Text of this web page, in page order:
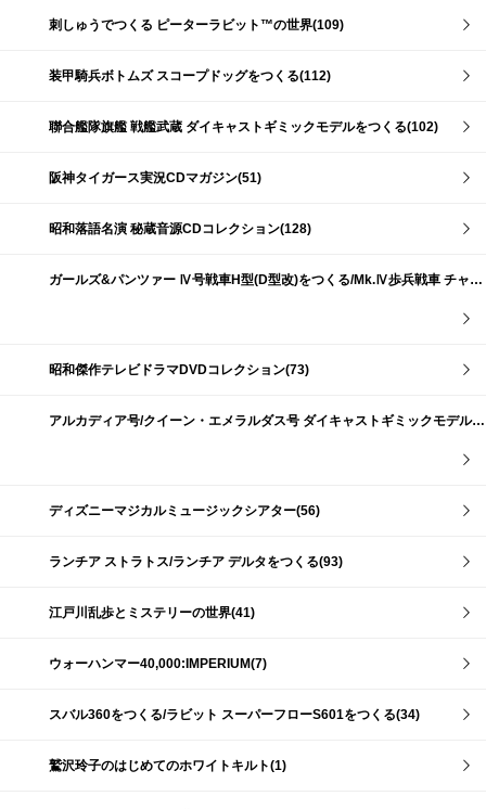
刺しゅうでつくる ピーターラビット™の世界(109)
装甲騎兵ボトムズ スコープドッグをつくる(112)
聯合艦隊旗艦 戦艦武蔵 ダイキャストギミックモデルをつくる(102)
阪神タイガース実況CDマガジン(51)
昭和落語名演 秘蔵音源CDコレクション(128)
ガールズ&パンツァー Ⅳ号戦車H型(D型改)をつくる/Mk.Ⅳ歩兵戦車 チャーチルMk.Ⅶをつくる(191)
昭和傑作テレビドラマDVDコレクション(73)
アルカディア号/クイーン・エメラルダス号 ダイキャストギミックモデルをつくる(159)
ディズニーマジカルミュージックシアター(56)
ランチア ストラトス/ランチア デルタをつくる(93)
江戸川乱歩とミステリーの世界(41)
ウォーハンマー40,000:IMPERIUM(7)
スバル360をつくる/ラビット スーパーフローS601をつくる(34)
鷲沢玲子のはじめてのホワイトキルト(1)